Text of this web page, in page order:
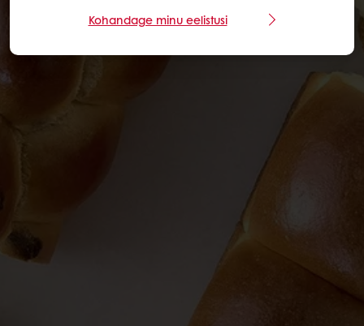
Kohandage minu eelistusi